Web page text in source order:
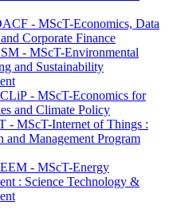
- MScT-Economics, Data
Corporate Finance
- MScT-Environmental
and Sustainability
- MScT-Economics for
and Climate Policy
- MScT-Internet of Things :
and Management Program
- MScT-Energy
: Science Technology &